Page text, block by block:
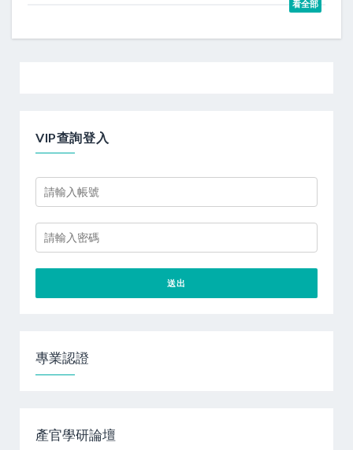
看全部
VIP查詢登入
專業認證
產官學研論壇